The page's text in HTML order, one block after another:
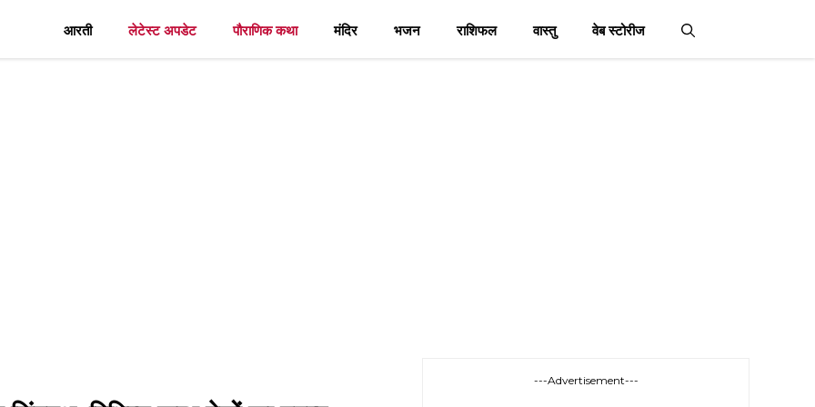
आरती लेटेस्ट अपडेट पौराणिक कथा मंदिर भजन राशिफल वास्तु वेब स्टोरीज
---Advertisement---